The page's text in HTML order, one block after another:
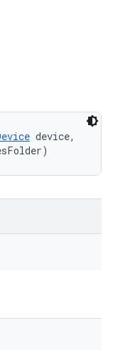
device,